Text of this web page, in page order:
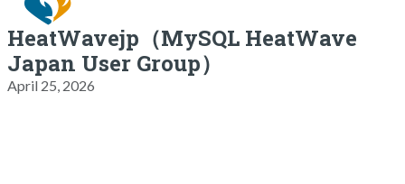
HeatWavejp（MySQL HeatWave
Japan User Group）
April 25, 2026